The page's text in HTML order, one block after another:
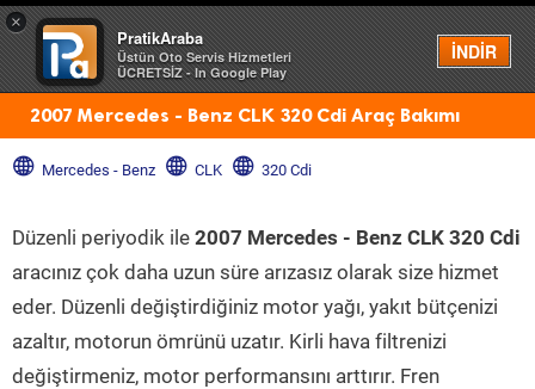
×
PratikAraba
Üstün Oto Servis Hizmetleri
ÜCRETSİZ - In Google Play
İNDİR
Menü
2007 Mercedes - Benz CLK 320 Cdi Araç Bakımı
Mercedes - Benz CLK 320 Cdi
Düzenli periyodik ile 2007 Mercedes - Benz CLK 320 Cdi
aracınız çok daha uzun süre arızasız olarak size hizmet
eder. Düzenli değiştirdiğiniz motor yağı, yakıt bütçenizi
azaltır, motorun ömrünü uzatır. Kirli hava filtrenizi
değiştirmeniz, motor performansını arttırır. Fren